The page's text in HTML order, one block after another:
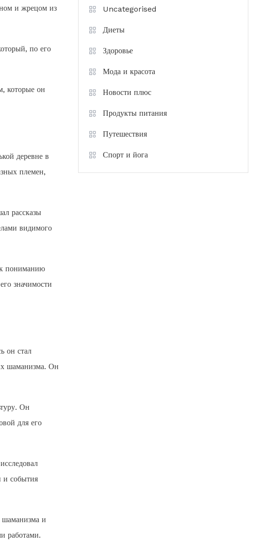
и жрецом из
по его
которые он
деревне в
племен,
рассказы
видимого
к пониманию
значимости
он стал
шаманизма. Он
Он
для его
и события
шаманизма и
работами.
Uncategorised
Диеты
Здоровье
Мода и красота
Новости плюс
Продукты питания
Путешествия
Спорт и йога